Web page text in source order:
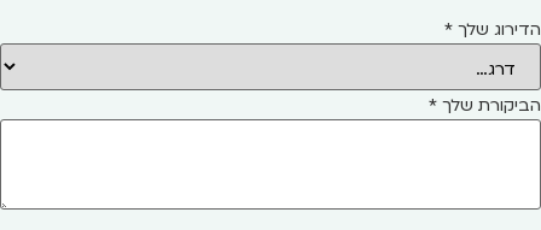
הדירוג שלך *
הביקורת שלך *